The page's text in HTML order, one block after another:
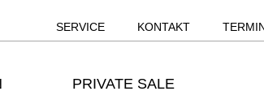
SERVICE KONTAKT
PRIVATE SALE